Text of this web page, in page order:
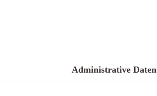
Administrative Daten